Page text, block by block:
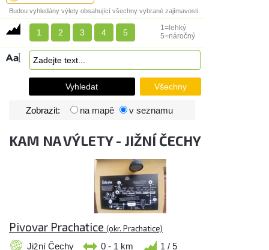
Budou vyhledány výlety obsahující všechny vybrané zajímavosti.
1 2 3 4 5
1=lehký
5=náročný
Zobrazit: na mapě v seznamu
KAM NA VÝLETY - JIŽNÍ ČECHY
Pivovar Prachatice (okr. Prachatice)
Jižní Čechy 0 - 1 km 1 / 5